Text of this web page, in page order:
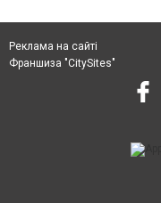
Реклама на сайті
Франшиза "CitySites"